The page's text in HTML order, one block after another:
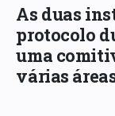
As duas
protocolo
uma
várias